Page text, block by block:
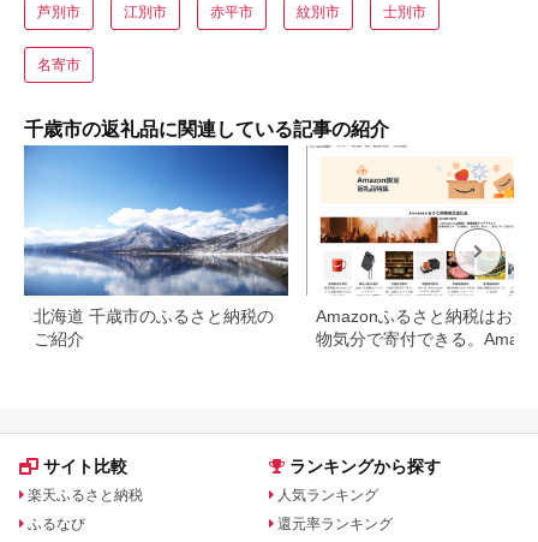
芦別市 江別市 赤平市 紋別市 士別市
名寄市
千歳市の返礼品に関連している記事の紹介
北海道 千歳市のふるさと納税の
ご紹介
Amazonふるさと納税はお買
物気分で寄付できる。
サイト比較
楽天ふるさと納税
ふるなび
ランキングから探す
人気ランキング
還元率ランキング